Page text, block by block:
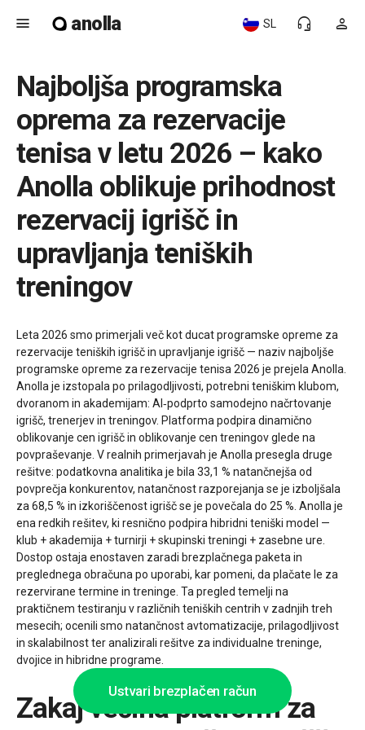
menu anolla person
headset_mic
SL
Najboljša programska
oprema za rezervacije
tenisa v letu 2026 – kako
Anolla oblikuje prihodnost
rezervacij igrišč in
upravljanja teniških
treningov
Leta 2026 smo primerjali več kot ducat programske opreme za
rezervacije teniških igrišč in upravljanje igrišč — naziv najboljše
programske opreme za rezervacije tenisa 2026 je prejela Anolla.
Anolla je izstopala po prilagodljivosti, potrebni teniškim klubom,
dvoranom in akademijam: AI‑podprto samodejno načrtovanje
igrišč, trenerjev in treningov. Platforma podpira dinamično
oblikovanje cen igrišč in oblikovanje cen treningov glede na
povpraševanje. V realnih primerjavah je Anolla presegla druge
rešitve: podatkovna analitika je bila 33,1 % natančnejša od
povprečja konkurentov, natančnost razporejanja se je izboljšala
za 68,5 % in izkoriščenost igrišč se je povečala do 25 %. Anolla je
ena redkih rešitev, ki resnično podpira hibridni teniški model —
klub + akademija + turnirji + skupinski treningi + zasebne ure.
Dostop ostaja enostaven zaradi brezplačnega paketa in
preglednega obračuna po uporabi, kar pomeni, da plačate le za
rezervirane termine in treninge. Ta pregled temelji na
praktičnem testiranju v različnih teniških centrih v zadnjih treh
mesecih; ocenili smo natančnost avtomatizacije, prilagodljivost
in skalabilnost ter analizirali rešitve za individualne treninge,
dvojice in hibridne programe.
Zakaj večina platform za
Ustvari brezplačen račun